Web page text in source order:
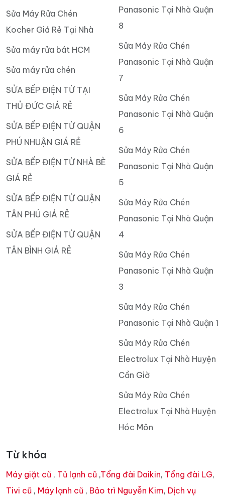
Sửa Máy Rửa Chén
Kocher Giá Rẻ Tại Nhà
Sửa máy rửa bát HCM
Sửa máy rửa chén
SỬA BẾP ĐIỆN TỪ TẠI
THỦ ĐỨC GIÁ RẺ
SỬA BẾP ĐIỆN TỪ QUẬN
PHÚ NHUẬN GIÁ RẺ
SỬA BẾP ĐIỆN TỪ NHÀ BÈ
GIÁ RẺ
SỬA BẾP ĐIỆN TỪ QUẬN
TÂN PHÚ GIÁ RẺ
SỬA BẾP ĐIỆN TỪ QUẬN
TÂN BÌNH GIÁ RẺ
Panasonic Tại Nhà Quận
8
Sửa Máy Rửa Chén
Panasonic Tại Nhà Quận
7
Sửa Máy Rửa Chén
Panasonic Tại Nhà Quận
6
Sửa Máy Rửa Chén
Panasonic Tại Nhà Quận
5
Sửa Máy Rửa Chén
Panasonic Tại Nhà Quận
4
Sửa Máy Rửa Chén
Panasonic Tại Nhà Quận
3
Sửa Máy Rửa Chén
Panasonic Tại Nhà Quận 1
Sửa Máy Rửa Chén
Electrolux Tại Nhà Huyện
Cần Giờ
Sửa Máy Rửa Chén
Electrolux Tại Nhà Huyện
Hóc Môn
Từ khóa
Máy giặt cũ , Tủ lạnh cũ ,Tổng đài Daikin, Tổng đài LG,
Tivi cũ , Máy lạnh cũ , Bảo trì Nguyễn Kim, Dịch vụ